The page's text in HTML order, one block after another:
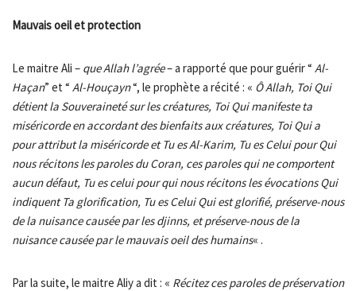
Mauvais oeil et protection
Le maitre Ali – que Allah l’agrée– a rapporté que pour guérir “ Al-
Haçan” et “ Al-Houçayn“, le prophète a récité : « Ô Allah, Toi Qui
détient la Souveraineté sur les créatures, Toi Qui manifeste ta
miséricorde en accordant des bienfaits aux créatures, Toi Qui a
pour attribut la miséricorde et Tu es Al-Karim, Tu es Celui pour Qui
nous récitons les paroles du Coran, ces paroles qui ne comportent
aucun défaut, Tu es celui pour qui nous récitons les évocations Qui
indiquent Ta glorification, Tu es Celui Qui est glorifié, préserve-nous
de la nuisance causée par les djinns, et préserve-nous de la
nuisance causée par le mauvais oeil des humains« .
Par la suite, le maitre Aliy a dit : « Récitez ces paroles de préservation